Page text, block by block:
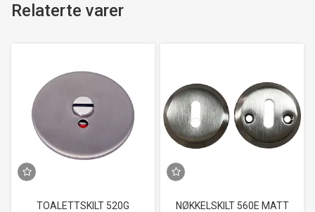
Relaterte varer
TOALETTSKILT 520G
NØKKELSKILT 560E MATT